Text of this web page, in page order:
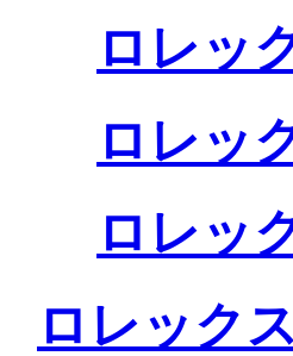
ロレッ
ロレッ
ロレッ
ロレック